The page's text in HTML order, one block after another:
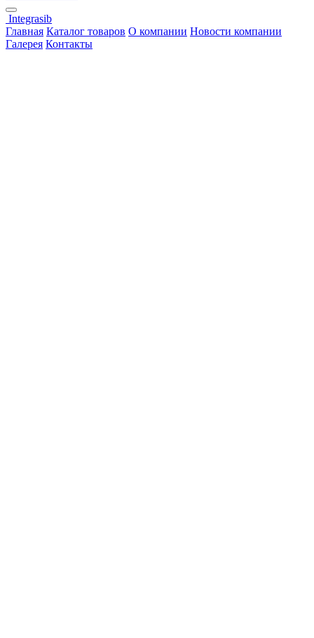
Integrasib
Главная Каталог товаров О компании Новости компании
Галерея Контакты